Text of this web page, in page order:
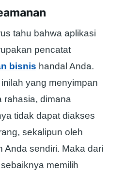
tahu bahwa aplikasi
pencatat
bisnis handal Anda.
yang menyimpan
rahasia, dimana
tidak dapat diakses
sekalipun oleh
Anda sendiri. Maka dari
memilih